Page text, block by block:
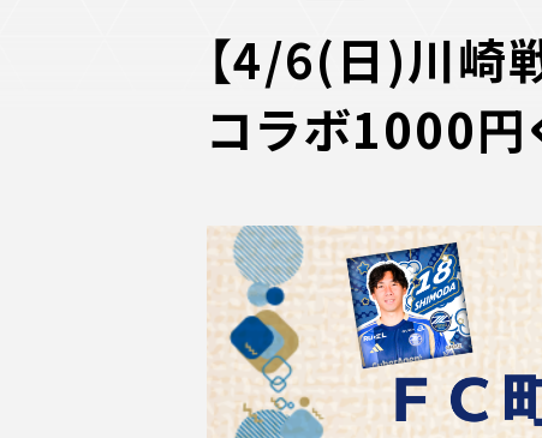
ファンクラブ
試合情
試合
試合日
順位
【4/6(日)川崎
コラボ1000円